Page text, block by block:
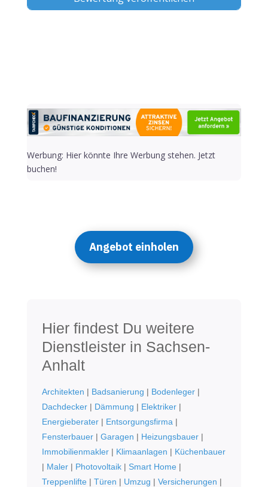
Werbung: Hier könnte Ihre Werbung stehen. Jetzt
buchen!
Angebot einholen
Hier findest Du weitere
Dienstleister in Sachsen-
Anhalt
Architekten | Badsanierung | Bodenleger|
Dachdecker| Dämmung | Elektriker|
Energieberater| Entsorgungsfirma |
Fensterbauer| Garagen | Heizungsbauer|
Immobilienmakler| Klimaanlagen | Küchenbauer
| Maler| Photovoltaik| Smart Home|
Treppenlifte| Türen | Umzug | Versicherungen |